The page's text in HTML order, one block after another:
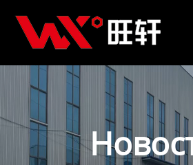
Главная
Продукция
Новости
О нас
Контакты